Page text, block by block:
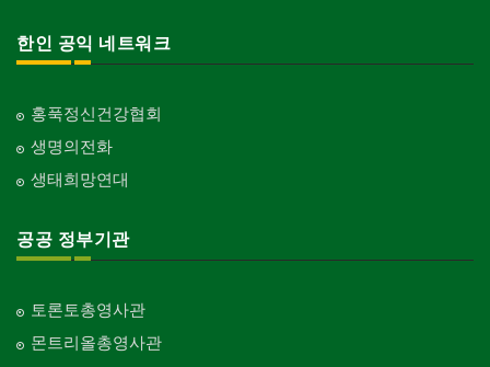
한인 공익 네트워크
홍푹정신건강협회
생명의전화
생태희망연대
공공 정부기관
토론토총영사관
몬트리올총영사관